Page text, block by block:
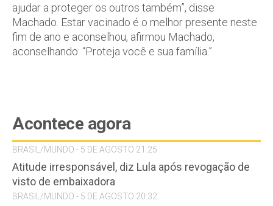
ajudar a proteger os outros também”, disse
Machado. Estar vacinado é o melhor presente neste
fim de ano e aconselhou, afirmou Machado,
aconselhando: “Proteja você e sua família.”
Acontece agora
BRASIL/MUNDO - 5 DE AGOSTO 21:25
Atitude irresponsável, diz Lula após revogação de
visto de embaixadora
BRASIL/MUNDO - 5 DE AGOSTO 20:32